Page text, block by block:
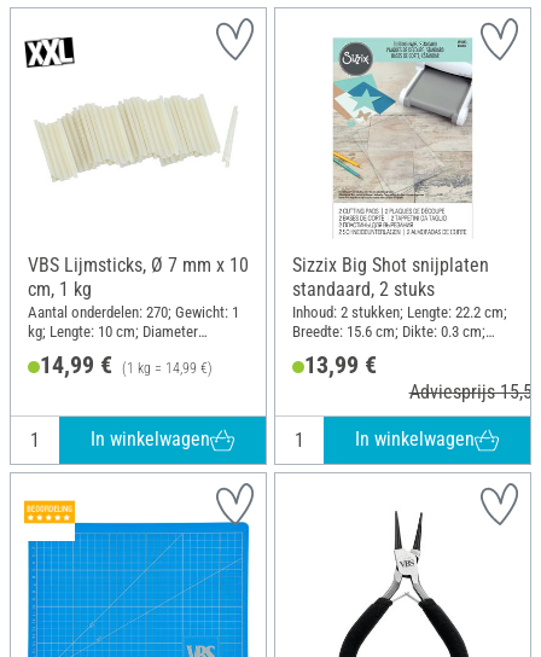
VBS Lijmsticks, Ø 7 mm x 10
cm, 1 kg
Aantal onderdelen: 270; Gewicht: 1
kg; Lengte: 10 cm; Diameter
14,99 € (1 kg = 14,99 €)
In winkelwagen
Sizzix Big Shot snijplaten
standaard, 2 stuks
Inhoud: 2 stukken; Lengte: 22.2 cm;
Breedte: 15.6 cm; Dikte: 0.3 cm;
13,99 €
Adviesprijs
In winkelwagen